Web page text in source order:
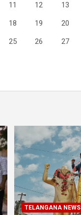
11 12 13
18 19 20
25 26 27
TELANGANA NEWS